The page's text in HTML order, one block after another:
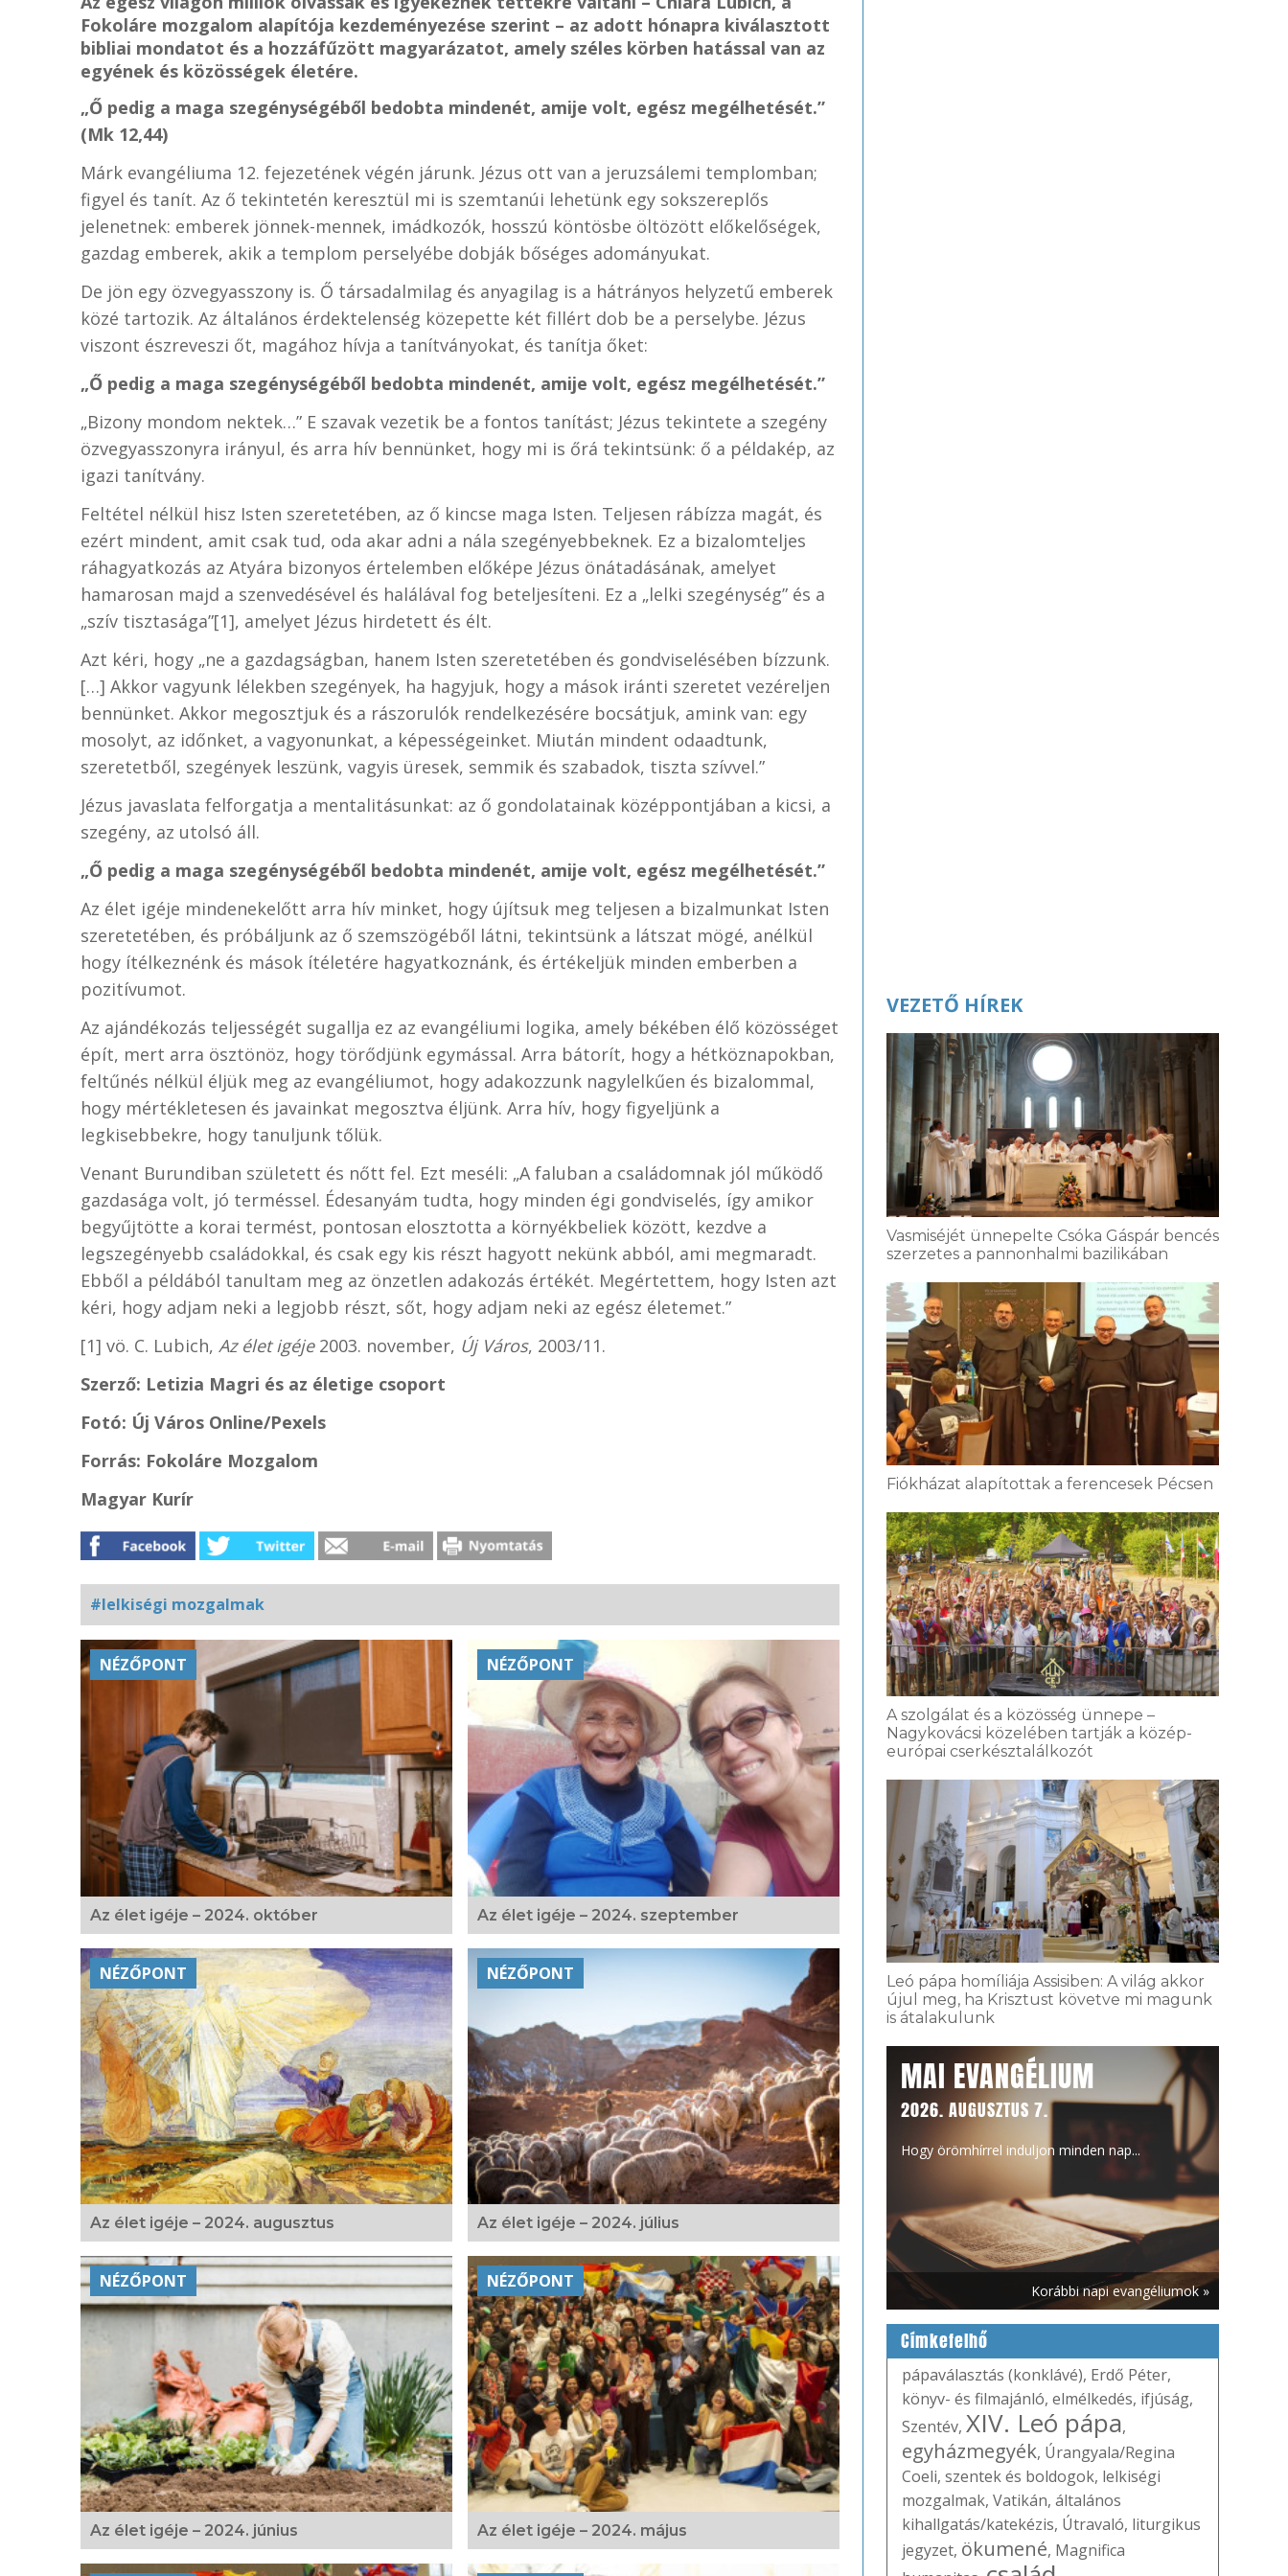
Fokoláre mozgalom alapítója kezdeményezése szerint – az adott hónapra kiválasztott
bibliai mondatot és a hozzáfűzött magyarázatot, amely széles körben hatással van az
egyének és közösségek életére.
„Ő pedig a maga szegénységéből bedobta mindenét, amije volt, egész megélhetését.”
(Mk 12,44)
Márk evangéliuma 12. fejezetének végén járunk. Jézus ott van a jeruzsálemi templomban;
figyel és tanít. Az ő tekintetén keresztül mi is szemtanúi lehetünk egy sokszereplős
jelenetnek: emberek jönnek-mennek, imádkozók, hosszú köntösbe öltözött előkelőségek,
gazdag emberek, akik a templom perselyébe dobják bőséges adományukat.
De jön egy özvegyasszony is. Ő társadalmilag és anyagilag is a hátrányos helyzetű emberek
közé tartozik. Az általános érdektelenség közepette két fillért dob be a perselybe. Jézus
viszont észreveszi őt, magához hívja a tanítványokat, és tanítja őket:
„Ő pedig a maga szegénységéből bedobta mindenét, amije volt, egész megélhetését.”
„Bizony mondom nektek…” E szavak vezetik be a fontos tanítást; Jézus tekintete a szegény
özvegyasszonyra irányul, és arra hív bennünket, hogy mi is őrá tekintsünk: ő a példakép, az
igazi tanítvány.
Feltétel nélkül hisz Isten szeretetében, az ő kincse maga Isten. Teljesen rábízza magát, és
ezért mindent, amit csak tud, oda akar adni a nála szegényebbeknek. Ez a bizalomteljes
ráhagyatkozás az Atyára bizonyos értelemben előképe Jézus önátadásának, amelyet
hamarosan majd a szenvedésével és halálával fog beteljesíteni. Ez a „lelki szegénység” és a
„szív tisztasága”[1], amelyet Jézus hirdetett és élt.
Azt kéri, hogy „ne a gazdagságban, hanem Isten szeretetében és gondviselésében bízzunk.
[…] Akkor vagyunk lélekben szegények, ha hagyjuk, hogy a mások iránti szeretet vezéreljen
bennünket. Akkor megosztjuk és a rászorulók rendelkezésére bocsátjuk, amink van: egy
mosolyt, az időnket, a vagyonunkat, a képességeinket. Miután mindent odaadtunk,
szeretetből, szegények leszünk, vagyis üresek, semmik és szabadok, tiszta szívvel.”
Jézus javaslata felforgatja a mentalitásunkat: az ő gondolatainak középpontjában a kicsi, a
szegény, az utolsó áll.
„Ő pedig a maga szegénységéből bedobta mindenét, amije volt, egész megélhetését.”
Az élet igéje mindenekelőtt arra hív minket, hogy újítsuk meg teljesen a bizalmunkat Isten
szeretetében, és próbáljunk az ő szemszögéből látni, tekintsünk a látszat mögé, anélkül
hogy ítélkeznénk és mások ítéletére hagyatkoznánk, és értékeljük minden emberben a
pozitívumot.
Az ajándékozás teljességét sugallja ez az evangéliumi logika, amely békében élő közösséget
épít, mert arra ösztönöz, hogy törődjünk egymással. Arra bátorít, hogy a hétköznapokban,
feltűnés nélkül éljük meg az evangéliumot, hogy adakozzunk nagylelkűen és bizalommal,
hogy mértékletesen és javainkat megosztva éljünk. Arra hív, hogy figyeljünk a
legkisebbekre, hogy tanuljunk tőlük.
Venant Burundiban született és nőtt fel. Ezt meséli: „A faluban a családomnak jól működő
gazdasága volt, jó terméssel. Édesanyám tudta, hogy minden égi gondviselés, így amikor
begyűjtötte a korai termést, pontosan elosztotta a környékbeliek között, kezdve a
legszegényebb családokkal, és csak egy kis részt hagyott nekünk abból, ami megmaradt.
Ebből a példából tanultam meg az önzetlen adakozás értékét. Megértettem, hogy Isten azt
kéri, hogy adjam neki a legjobb részt, sőt, hogy adjam neki az egész életemet.”
[1] vö. C. Lubich, Az élet igéje2003. november, Új Város, 2003/11.
Szerző: Letizia Magri és az életige csoport
Fotó: Új Város Online/Pexels
Forrás: Fokoláre Mozgalom
Magyar Kurír
#lelkiségi mozgalmak
Kapcsolódó
fotógaléria
NÉZŐPONT
Az élet igéje – 2024. október
NÉZŐPONT
Az élet igéje – 2024. szeptember
NÉZŐPONT
Az élet igéje – 2024. augusztus
NÉZŐPONT
Az élet igéje – 2024. július
NÉZŐPONT
Az élet igéje – 2024. június
NÉZŐPONT
Az élet igéje – 2024. május
VEZETŐ HÍREK
Vasmiséjét ünnepelte Csóka Gáspár bencés
szerzetes a pannonhalmi bazilikában
Fiókházat alapítottak a ferencesek Pécsen
A szolgálat és a közösség ünnepe –
Nagykovácsi közelében tartják a közép-
európai cserkésztalálkozót
Leó pápa homíliája Assisiben: A világ akkor
újul meg, ha Krisztust követve mi magunk
is átalakulunk
MAI EVANGÉLIUM
2026. AUGUSZTUS 7.
Hogy örömhírrel induljon minden nap...
Korábbi napi evangéliumok »
Címkefelhő
pápaválasztás (konklávé), Erdő Péter,
könyv- és filmajánló, elmélkedés, ifjúság,
Szentév, XIV. Leó pápa,
egyházmegyék, Úrangyala/Regina
Coeli, szentek és boldogok, lelkiségi
mozgalmak, Vatikán, általános
kihallgatás/katekézis, Útravaló, liturgikus
jegyzet, ökumené, Magnifica